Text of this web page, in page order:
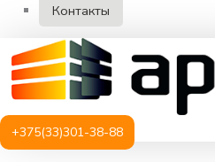
Контакты
+375(33)301-38-88